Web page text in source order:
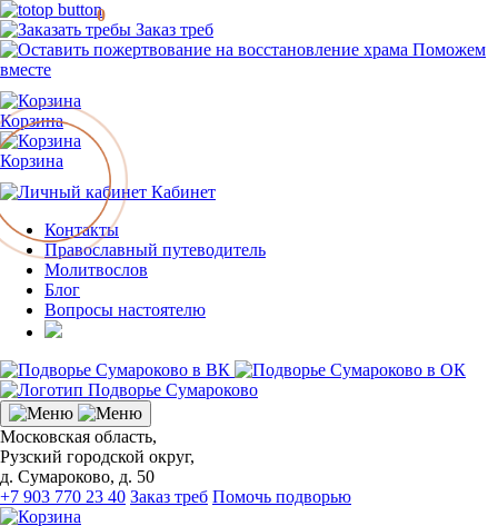
Заказ треб
Поможем
вместе
Корзина
Корзина
0
Кабинет
Контакты
Православный путеводитель
Молитвослов
Блог
Вопросы настоятелю
Московская область,
Рузский городской округ,
д. Сумароково, д. 50
+7 903 770 23 40 Заказ треб Помочь подворью